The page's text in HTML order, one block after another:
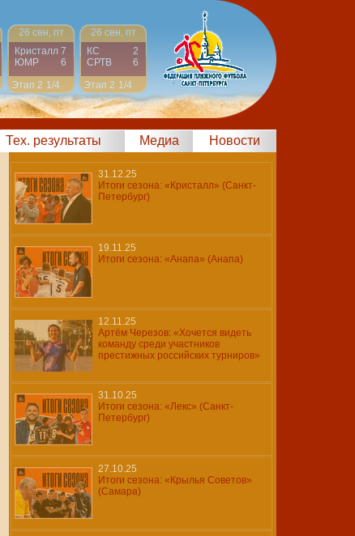
26 сен, пт
Кристалл 7
ЮМР
6
Этап 2 1/4
26 сен, пт
КС
2
СРТВ
6
Этап 2 1/4
Тех. результаты Медиа Новости
31.12.25
Итоги сезона: «Кристалл» (Санкт-
Петербург)
19.11.25
Итоги сезона: «Анапа» (Анапа)
12.11.25
Артём Черезов: «Хочется видеть
команду среди участников
престижных российских турниров»
31.10.25
Итоги сезона: «Лекс» (Санкт-
Петербург)
27.10.25
Итоги сезона: «Крылья Советов»
(Самара)